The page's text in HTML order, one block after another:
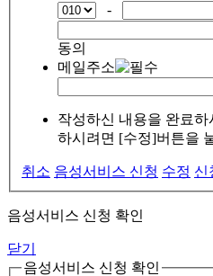
-
동의
메일주소
작성하신 내용을 완료
하시려면 [수정]버튼을
취소 음성서비스 신청 수정 신
음성서비스 신청 확인
닫기
음성서비스 신청 확인